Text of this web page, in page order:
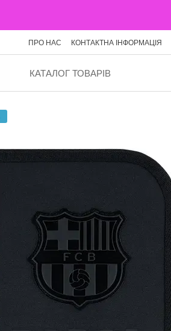
ПРО НАС КОНТАКТНА ІНФОРМАЦІЯ
ОПЛАТА ЧАСТИНАМИ
БЛОГ
КАТАЛОГ ТОВАРІВ